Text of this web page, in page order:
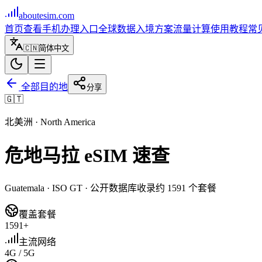
aboutesim.com
首页查看手机办理入口全球数据入境方案流量计算使用教程常
🇨🇳简体中文
全部目的地 分享
🇬🇹
北美洲 · North America
危地马拉eSIM 速查
Guatemala · ISO GT · 公开数据库收录约 1591 个套餐
覆盖套餐
1591+
主流网络
4G / 5G